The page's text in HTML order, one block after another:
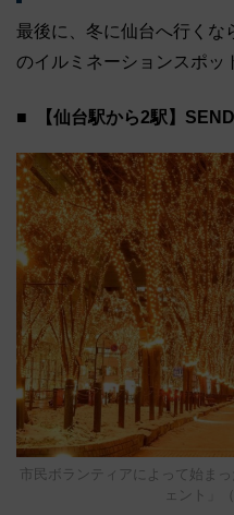
最後に、冬に仙台へ行くな
のイルミネーションスポッ
【仙台駅から2駅】
市民ボランティアによって始ま
ェント」